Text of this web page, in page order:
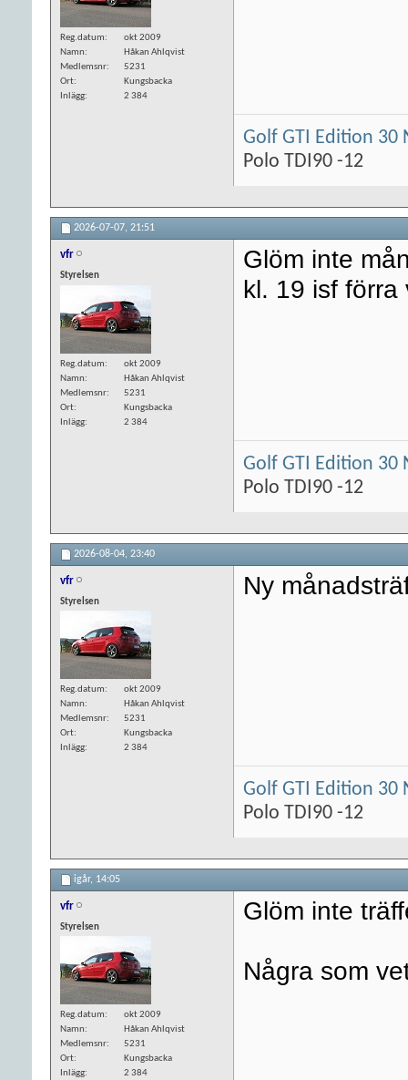
Reg.datum
okt 2009
Namn
Håkan Ahlqvist
Medlemsnr
5231
Ort
Kungsbacka
Inlägg
2 384
Golf GTI Edition 30
Polo TDI90 -12
2026-07-07, 21:51
vfr
Styrelsen
Reg.datum
okt 2009
Namn
Håkan Ahlqvist
Medlemsnr
5231
Ort
Kungsbacka
Inlägg
2 384
Glöm inte
kl. 19 isf
Golf GTI Edition 30
Polo TDI90 -12
2026-08-04, 23:40
vfr
Styrelsen
Reg.datum
okt 2009
Namn
Håkan Ahlqvist
Medlemsnr
5231
Ort
Kungsbacka
Inlägg
2 384
Ny
Golf GTI Edition 30
Polo TDI90 -12
igår, 14:05
vfr
Styrelsen
Reg.datum
okt 2009
Namn
Håkan Ahlqvist
Medlemsnr
5231
Ort
Kungsbacka
Inlägg
2 384
Glöm inte
Några som